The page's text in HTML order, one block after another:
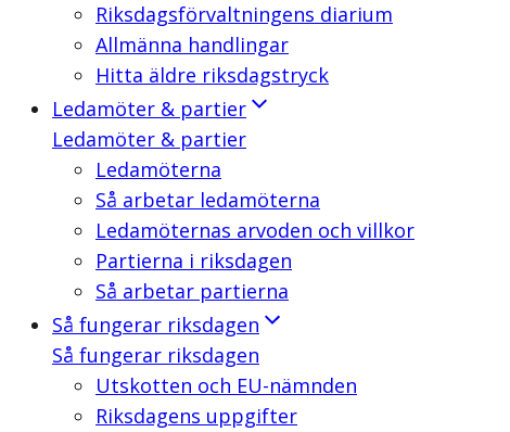
Riksdagsförvaltningens diarium
Allmänna handlingar
Hitta äldre riksdagstryck
Ledamöter & partier
Ledamöter & partier
Ledamöterna
Så arbetar ledamöterna
Ledamöternas arvoden och villkor
Partierna i riksdagen
Så arbetar partierna
Så fungerar riksdagen
Så fungerar riksdagen
Utskotten och EU-nämnden
Riksdagens uppgifter